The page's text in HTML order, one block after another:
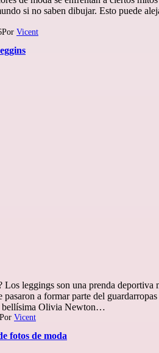
si no saben dibujar. Esto puede
Por Vicent
Los leggings son una prenda deportiva
a formar parte del
bellísima Olivia Newton…
Por Vicent
fotos de moda